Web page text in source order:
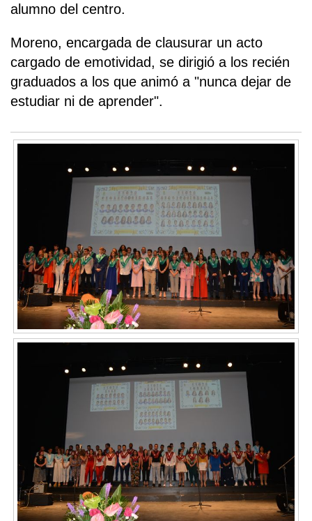
alumno del centro.
Moreno, encargada de clausurar un acto
cargado de emotividad, se dirigió a los recién
graduados a los que animó a "nunca dejar de
estudiar ni de aprender".